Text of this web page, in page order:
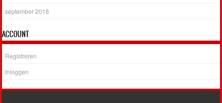
september 2018
ACCOUNT
Registreren
Inloggen